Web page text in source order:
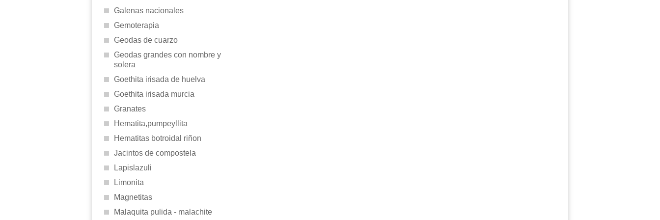
Galenas nacionales
Gemoterapia
Geodas de cuarzo
Geodas grandes con nombre y
solera
Goethita irisada de huelva
Goethita irisada murcia
Granates
Hematita,pumpeyllita
Hematitas botroidal riñon
Jacintos de compostela
Lapislazuli
Limonita
Magnetitas
Malaquita pulida - malachite